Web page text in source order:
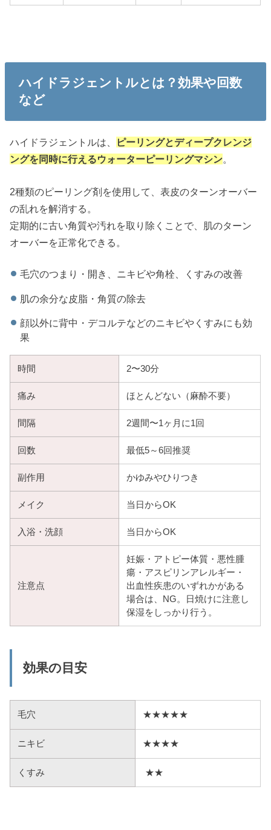
ハイドラジェントルとは？効果や回数
など
ハイドラジェントルは、
ピーリングとディープクレンジ
ングを同時に行えるウォーターピーリングマシン
2種類のピーリング剤を使用して、表皮のターンオーバー
の乱れを解消する。
定期的に古い角質や汚れを取り除くことで、肌のターン
オーバーを正常化できる。
毛穴のつまり・開き、ニキビや角栓、くすみの改善
肌の余分な皮脂・角質の除去
顔以外に背中・デコルテなどのニキビやくすみにも効
果
時間 2〜30分
痛み ほとんどない（麻酔不要）
間隔 2週間〜1ヶ月に1回
回数 最低5～6回推奨
副作用 かゆみやひりつき
メイク 当日からOK
入浴・洗顔 当日からOK
注意点
妊娠・アトピー体質・悪性腫
瘍・アスピリンアレルギー・
出血性疾患のいずれかがある
場合は、NG。日焼けに注意し
保湿をしっかり行う。
効果の目安
毛穴 ★★★★★
ニキビ ★★★★
くすみ ★★